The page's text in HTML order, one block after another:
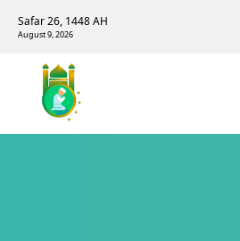
Safar 26, 1448 AH
August 9, 2026